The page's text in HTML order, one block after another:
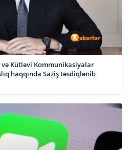
və Kütləvi Kommunikasiyalar
haqqında Saziş təsdiqlənib